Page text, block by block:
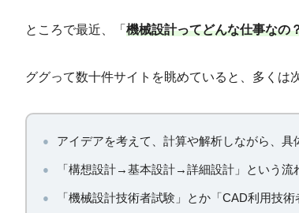
ところで最近、「 機械設計ってどんな仕事なの
ググって数十件サイトを眺めていると、多くは
アイデアを考えて、計算や解析しながら、
「構想設計→基本設計→詳細設計」という流
「機械設計技術者試験」とか「CAD利用技